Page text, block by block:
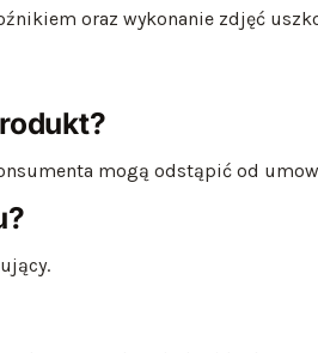
oraz wykonanie zdjęć
mogą odstąpić od